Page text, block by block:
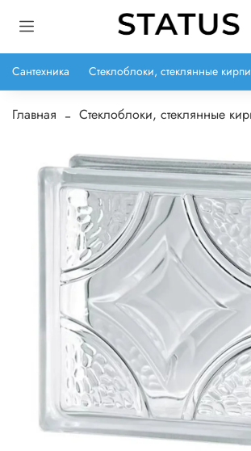
Сантехника Стеклоблоки, стеклянные
Главная Стеклоблоки, стеклянные